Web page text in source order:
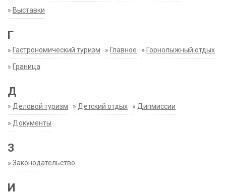
» Выставки
Г
» Гастрономический туризм » Главное » Горнолыжный отдых
» Граница
Д
» Деловой туризм » Детский отдых » Дипмиссии
» Документы
З
» Законодательство
И